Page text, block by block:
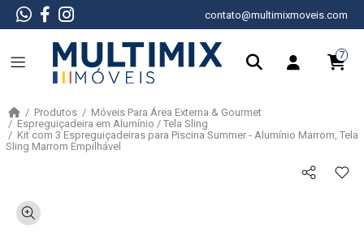
contato@multimixmoveis.com
7
Produtos
Móveis Para Área Externa & Gourmet
Espreguiçadeira em Alumínio / Tela Sling
Kit com 3 Espreguiçadeiras para Piscina Summer - Alumínio Marrom, Tela
Sling Marrom Empilhável